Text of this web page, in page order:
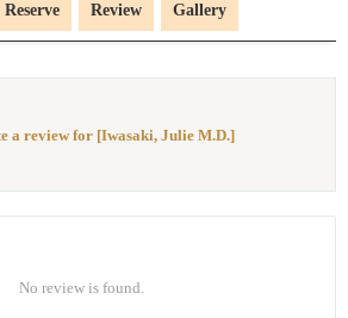
Reserve Review Gallery
a review for [Iwasaki, Julie M.D.]
No review is found.